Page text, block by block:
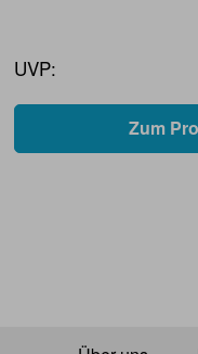
UVP:
Zum